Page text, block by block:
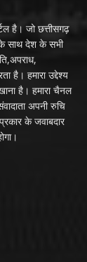
है। जो छत्तीसगढ़
के साथ देश के सभी
है। हमारा उद्देश्य
है। हमारा चैनल
अपनी रुचि
के जवाबदार